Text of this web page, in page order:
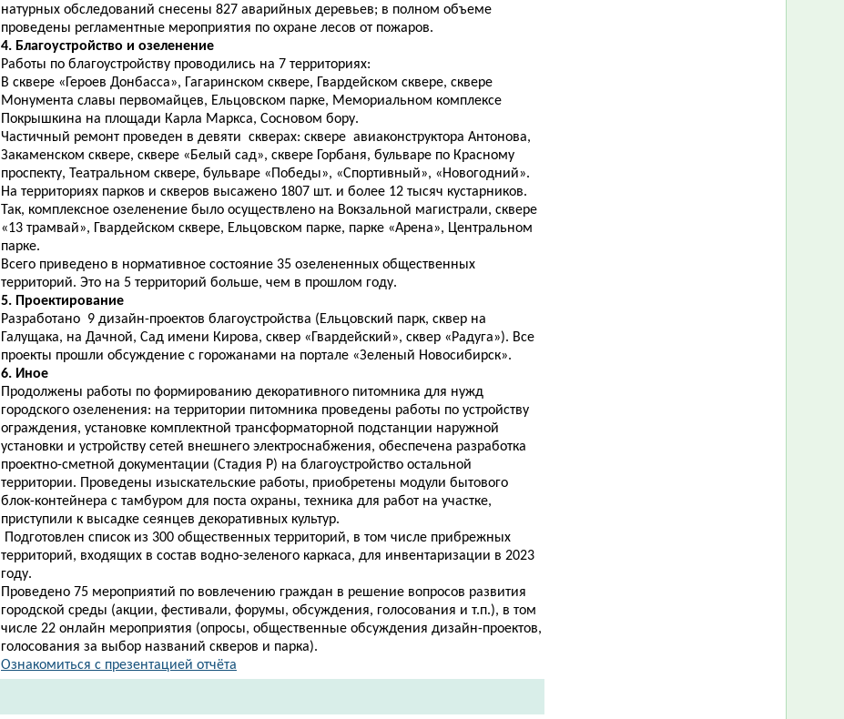
натурных обследований снесены 827 аварийных деревьев; в полном объеме
проведены регламентные мероприятия по охране лесов от пожаров.
4. Благоустройство и озеленение
Работы по благоустройству проводились на 7 территориях:
В сквере «Героев Донбасса», Гагаринском сквере, Гвардейском сквере, сквере
Монумента славы первомайцев, Ельцовском парке, Мемориальном комплексе
Покрышкина на площади Карла Маркса, Сосновом бору.
Частичный ремонт проведен в девяти скверах: сквере авиаконструктора Антонова,
Закаменском сквере, сквере «Белый сад», сквере Горбаня, бульваре по Красному
проспекту, Театральном сквере, бульваре «Победы», «Спортивный», «Новогодний».
На территориях парков и скверов высажено 1807 шт. и более 12 тысяч кустарников.
Так, комплексное озеленение было осуществлено на Вокзальной магистрали, сквере
«13 трамвай», Гвардейском сквере, Ельцовском парке, парке «Арена», Центральном
парке.
Всего приведено в нормативное состояние 35 озелененных общественных
территорий. Это на 5 территорий больше, чем в прошлом году.
5. Проектирование
Разработано 9 дизайн-проектов благоустройства (Ельцовский парк, сквер на
Галущака, на Дачной, Сад имени Кирова, сквер «Гвардейский», сквер «Радуга»). Все
проекты прошли обсуждение с горожанами на портале «Зеленый Новосибирск».
6. Иное
Продолжены работы по формированию декоративного питомника для нужд
городского озеленения: на территории питомника проведены работы по устройству
ограждения, установке комплектной трансформаторной подстанции наружной
установки и устройству сетей внешнего электроснабжения, обеспечена разработка
проектно-сметной документации (Стадия Р) на благоустройство остальной
территории. Проведены изыскательские работы, приобретены модули бытового
блок-контейнера с тамбуром для поста охраны, техника для работ на участке,
приступили к высадке сеянцев декоративных культур.
Подготовлен список из 300 общественных территорий, в том числе прибрежных
территорий, входящих в состав водно-зеленого каркаса, для инвентаризации в 2023
году.
Проведено 75 мероприятий по вовлечению граждан в решение вопросов развития
городской среды (акции, фестивали, форумы, обсуждения, голосования и т.п.), в том
числе 22 онлайн мероприятия (опросы, общественные обсуждения дизайн-проектов,
голосования за выбор названий скверов и парка).
Ознакомиться с презентацией отчёта​